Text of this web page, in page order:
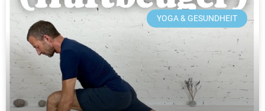
YOGA & GESUNDHEIT